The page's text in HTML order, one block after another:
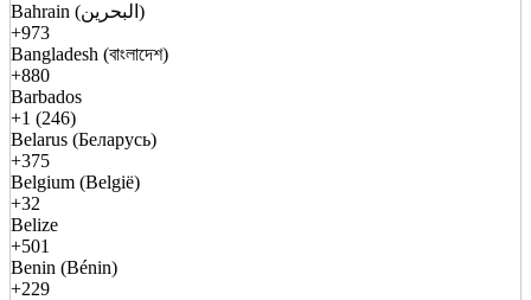
Bahrain (البحرين)
+973
Bangladesh (বাংলাদেশ)
+880
Barbados
+1 (246)
Belarus (Беларусь)
+375
Belgium (België)
+32
Belize
+501
Benin (Bénin)
+229